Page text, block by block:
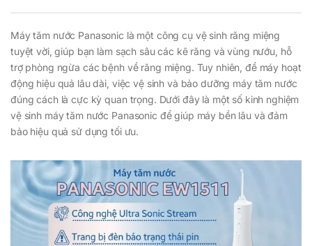
Máy tăm nước Panasonic là một công cụ vệ sinh răng miệng
tuyệt vời, giúp bạn làm sạch sâu các kẽ răng và vùng nướu, hỗ
trợ phòng ngừa các bệnh về răng miệng. Tuy nhiên, để máy hoạt
động hiệu quả lâu dài, việc vệ sinh và bảo dưỡng máy tăm nước
đúng cách là cực kỳ quan trọng. Dưới đây là một số kinh nghiệm
vệ sinh máy tăm nước Panasonic để giúp máy bền lâu và đảm
bảo hiệu quả sử dụng tối ưu.